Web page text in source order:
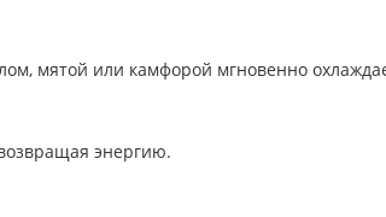
мятой или камфорой мгновенно
энергию.